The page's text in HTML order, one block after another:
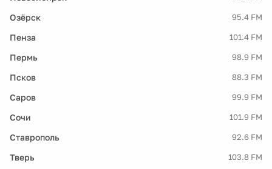
Озёрск 95.4 FM
Пенза 101.4 FM
Пермь 98.9 FM
Псков 88.3 FM
Саров 99.9 FM
Сочи 101.9 FM
Ставрополь 92.6 FM
Тверь 103.8 FM